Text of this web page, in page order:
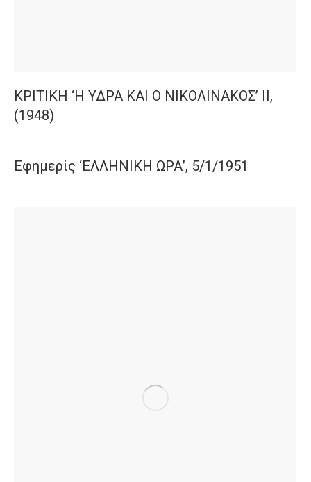
ΚΡΙΤΙΚΗ ‘Η ΥΔΡΑ ΚΑΙ Ο ΝΙΚΟΛΙΝΑΚΟΣ’ ΙΙ,
(1948)
Εφημερίς ‘ΕΛΛΗΝΙΚΗ ΩΡΑ’, 5/1/1951